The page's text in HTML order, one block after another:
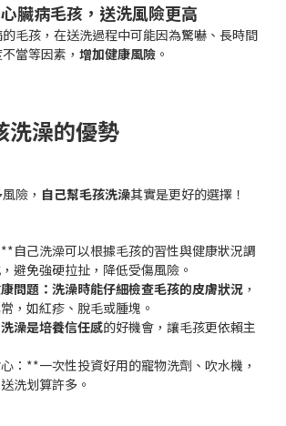
臟病毛孩，送洗風險更高
毛孩，在送洗過程中可能因為驚嚇、長時間
當等因素， 增加健康風險 。
洗澡的優勢
險， 自己幫毛孩洗澡其實是更好的選擇！
自己洗澡可以根據毛孩的習性與健康狀況調
避免強硬拉扯，降低受傷風險。
問題：洗澡時能仔細檢查毛孩的皮膚狀況 ，
，如紅疹、脫毛或腫塊。
澡是培養信任感的好機會，讓毛孩更依賴主
：**一次性投資好用的寵物洗劑、吹水機，
洗划算許多。